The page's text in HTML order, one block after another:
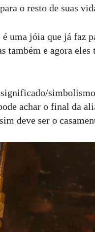
o resto de suas
uma jóia que já faz
também e agora eles
achar o final da
deve ser o